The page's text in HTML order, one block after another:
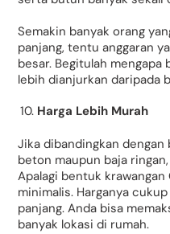
Semakin banyak orang
panjang, tentu anggaran
besar. Begitulah mengapa
lebih dianjurkan daripada
Harga Lebih Murah
Jika dibandingkan
beton maupun baja
Apalagi bentuk krawangan
minimalis. Harganya
panjang. Anda bisa
banyak lokasi di rumah.